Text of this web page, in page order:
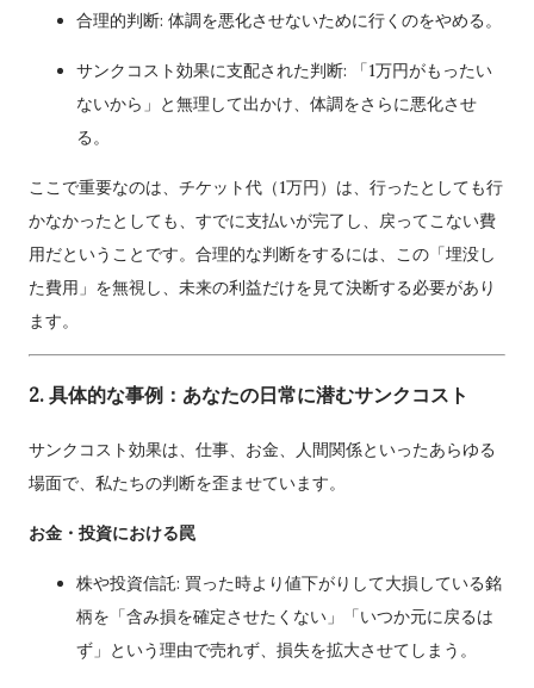
合理的判断: 体調を悪化させないために行くのをやめる。
サンクコスト効果に支配された判断: 「1万円がもったい
ないから」と無理して出かけ、体調をさらに悪化させ
る。
ここで重要なのは、チケット代（1万円）は、行ったとしても行
かなかったとしても、すでに支払いが完了し、戻ってこない費
用だということです。合理的な判断をするには、この「埋没し
た費用」を無視し、未来の利益だけを見て決断する必要があり
ます。
2. 具体的な事例：あなたの日常に潜むサンクコスト
サンクコスト効果は、仕事、お金、人間関係といったあらゆる
場面で、私たちの判断を歪ませています。
お金・投資における罠
株や投資信託: 買った時より値下がりして大損している銘
柄を「含み損を確定させたくない」「いつか元に戻るは
ず」という理由で売れず、損失を拡大させてしまう。